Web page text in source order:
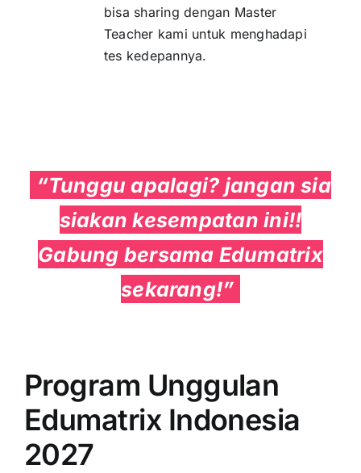
bisa sharing dengan Master
Teacher kami untuk menghadapi
tes kedepannya.
“Tunggu apalagi? jangan sia
siakan kesempatan ini!!
Gabung bersama Edumatrix
sekarang!”
Program Unggulan
Edumatrix Indonesia
2027